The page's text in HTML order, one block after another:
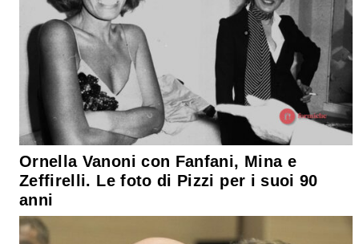
Ornella Vanoni con Fanfani, Mina e
Zeffirelli. Le foto di Pizzi per i suoi 90
anni